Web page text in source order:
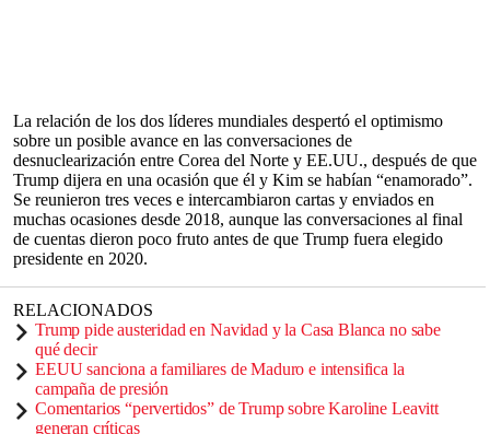
La relación de los dos líderes mundiales despertó el optimismo
sobre un posible avance en las conversaciones de
desnuclearización entre Corea del Norte y EE.UU., después de que
Trump dijera en una ocasión que él y Kim se habían “enamorado”.
Se reunieron tres veces e intercambiaron cartas y enviados en
muchas ocasiones desde 2018, aunque las conversaciones al final
de cuentas dieron poco fruto antes de que Trump fuera elegido
presidente en 2020.
RELACIONADOS
Trump pide austeridad en Navidad y la Casa Blanca no sabe
qué decir
EEUU sanciona a familiares de Maduro e intensifica la
campaña de presión
Comentarios “pervertidos” de Trump sobre Karoline Leavitt
generan críticas